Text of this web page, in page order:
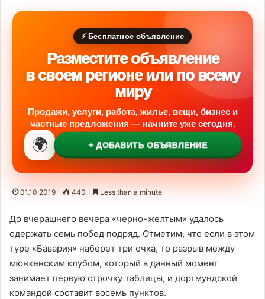
⚡ Бесплатное объявление
Разместите объявление
в своем регионе или по всему
миру
Продажи, услуги, работа, жилье, вещи, бизнес и
частные предложения — начните уже сегодня.
🌍 + ДОБАВИТЬ ОБЪЯВЛЕНИЕ
01.10.2019 440 Less than a minute
До вчерашнего вечера «черно-желтым» удалось
одержать семь побед подряд. Отметим, что если в этом
туре «Бавария» наберет три очка, то разрыв между
мюнхенским клубом, который в данный момент
занимает первую строчку таблицы, и дортмундской
командой составит восемь пунктов.